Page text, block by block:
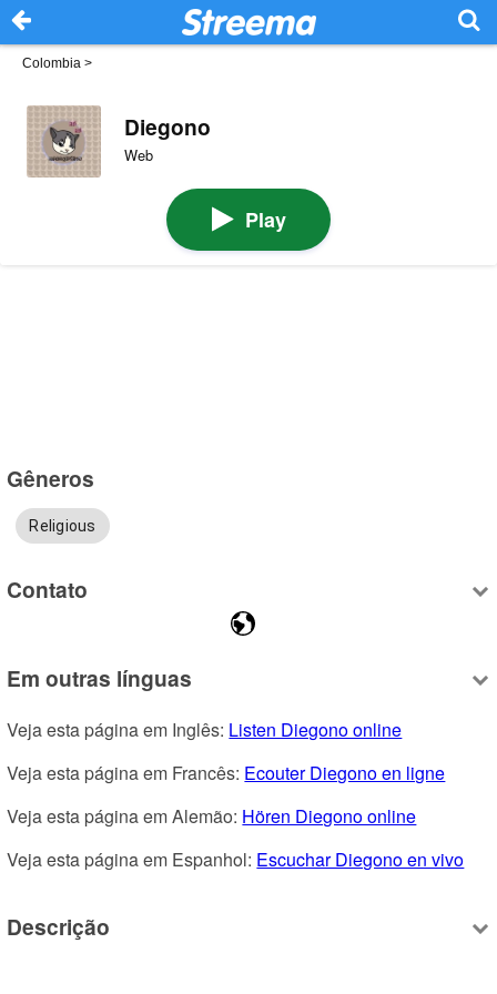
Colombia >
Diegono
Web
Play
Gêneros
Religious
Contato
Em outras línguas
Veja esta página em Inglês: Listen Diegono online
Veja esta página em Francês: Ecouter Diegono en ligne
Veja esta página em Alemão: Hören Diegono online
Veja esta página em Espanhol: Escuchar Diegono en vivo
Descrição